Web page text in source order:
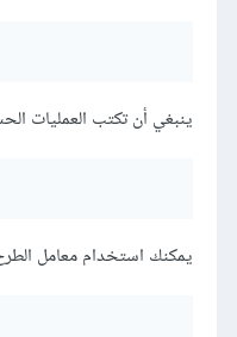
ينبغي أن تكتب العمليات
يمكنك استخدام معامل